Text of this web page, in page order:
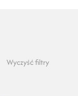
Wyczyść filtry